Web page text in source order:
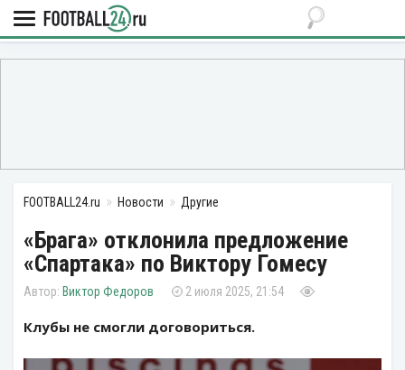
FOOTBALL24.ru Новости Другие
«Брага» отклонила предложение
«Спартака» по Виктору Гомесу
Виктор Федоров 2 июля 2025, 21:54
Клубы не смогли договориться.